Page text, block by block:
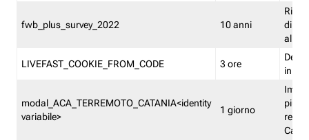
fwb_plus_survey_2022 10 anni
di
LIVEFAST_COOKIE_FROM_CODE 3 ore
in
modal_ACA_TERREMOTO_CATANIA<identity
variabile>
1 giorno
più